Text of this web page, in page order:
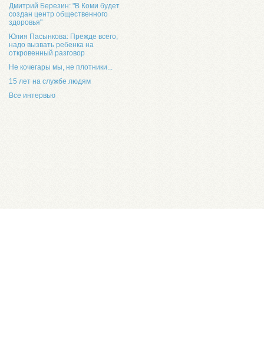
Дмитрий Березин: "В Коми будет
создан центр общественного
здоровья"
Юлия Пасынкова: Прежде всего,
надо вызвать ребенка на
откровенный разговор
Не кочегары мы, не плотники...
15 лет на службе людям
Все интервью